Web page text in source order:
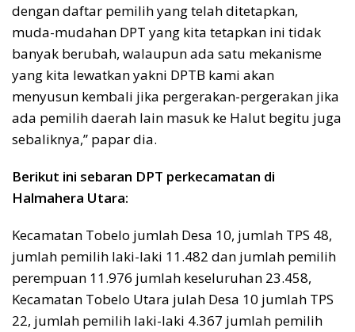
dengan daftar pemilih yang telah ditetapkan,
muda-mudahan DPT yang kita tetapkan ini tidak
banyak berubah, walaupun ada satu mekanisme
yang kita lewatkan yakni DPTB kami akan
menyusun kembali jika pergerakan-pergerakan jika
ada pemilih daerah lain masuk ke Halut begitu juga
sebaliknya,” papar dia.
Berikut ini sebaran DPT perkecamatan di
Halmahera Utara:
Kecamatan Tobelo jumlah Desa 10, jumlah TPS 48,
jumlah pemilih laki-laki 11.482 dan jumlah pemilih
perempuan 11.976 jumlah keseluruhan 23.458,
Kecamatan Tobelo Utara julah Desa 10 jumlah TPS
22, jumlah pemilih laki-laki 4.367 jumlah pemilih